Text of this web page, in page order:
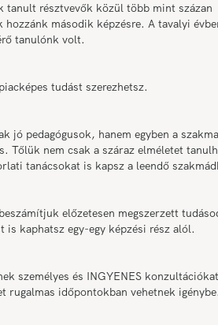
tanult résztvevők közül több mint százan
második képzésre. A tavalyi
tanulónk volt.
tudást szerezhetsz.
jó pedagógusok, hanem egyben a szakma
Tőlük nem csak a száraz elméletet
tanácsokat is kapsz a leendő
előzetesen megszerzett
is kaphatsz egy-egy képzési rész alól.
személyes és INGYENES konzultációkat
rugalmas időpontokban vehetnek